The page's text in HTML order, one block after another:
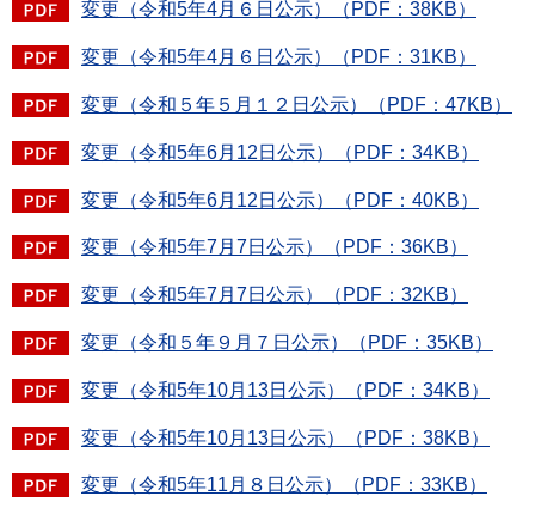
変更（令和5年4月６日公示）（PDF：38KB）
変更（令和5年4月６日公示）（PDF：31KB）
変更（令和５年５月１２日公示）（PDF：47KB）
変更（令和5年6月12日公示）（PDF：34KB）
変更（令和5年6月12日公示）（PDF：40KB）
変更（令和5年7月7日公示）（PDF：36KB）
変更（令和5年7月7日公示）（PDF：32KB）
変更（令和５年９月７日公示）（PDF：35KB）
変更（令和5年10月13日公示）（PDF：34KB）
変更（令和5年10月13日公示）（PDF：38KB）
変更（令和5年11月８日公示）（PDF：33KB）